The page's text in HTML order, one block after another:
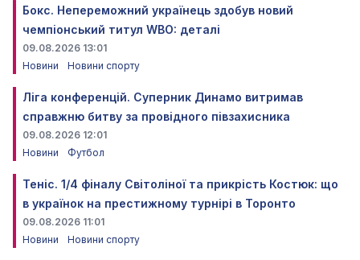
Бокс. Непереможний українець здобув новий
чемпіонський титул WBO: деталі
09.08.2026 13:01
Новини
Новини спорту
Ліга конференцій. Суперник Динамо витримав
справжню битву за провідного півзахисника
09.08.2026 12:01
Новини
Футбол
Теніс. 1/4 фіналу Світоліної та прикрість Костюк: що
в українок на престижному турнірі в Торонто
09.08.2026 11:01
Новини
Новини спорту